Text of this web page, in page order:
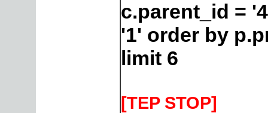
c.parent_id =
'1' order by
limit 6
[TEP STOP]